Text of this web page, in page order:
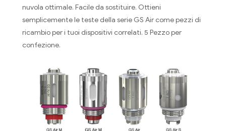
nuvola ottimale. Facile da sostituire. Ottieni
semplicemente le teste della serie GS Air come pezzi di
ricambio per i tuoi dispositivi correlati. 5 Pezzo per
confezione.